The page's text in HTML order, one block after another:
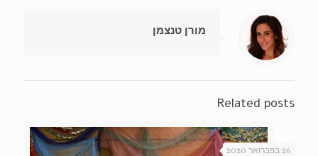
מורן טנצמן
Related posts
26 בפברואר 2020